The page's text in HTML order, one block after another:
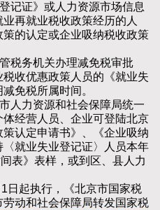
证》或人力资源市场信息
再就业税收政策经历的人
的认定或企业吸纳税收政策
务机关办理减免税审批
收优惠政策人员的《就业失
免税所属时间。
力资源和社会保障局统一
经营人员、企业可登陆北京
认定申请书》、《企业吸纳
就业失业登记证〉人员本年
表》表样，或到区、县人力
起执行，《北京市国家税
动和社会保障局转发国家税